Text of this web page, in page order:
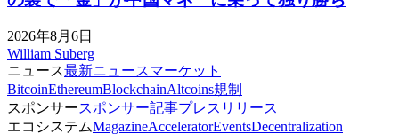
2026年8月6日
William Suberg
ニュース最新ニュースマーケット
BitcoinEthereumBlockchainAltcoins規制
スポンサースポンサー記事プレスリリース
エコシステムMagazineAcceleratorEventsDecentralization